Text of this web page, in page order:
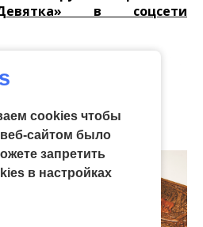
в соцсети
cookies чтобы
сайтом было
запретить
в настройках